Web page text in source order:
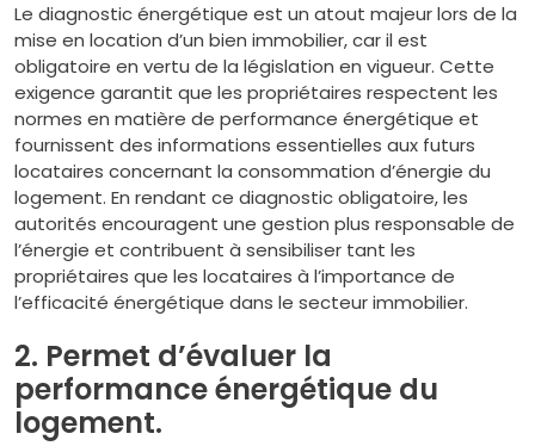
Le diagnostic énergétique est un atout majeur lors de la
mise en location d’un bien immobilier, car il est
obligatoire en vertu de la législation en vigueur. Cette
exigence garantit que les propriétaires respectent les
normes en matière de performance énergétique et
fournissent des informations essentielles aux futurs
locataires concernant la consommation d’énergie du
logement. En rendant ce diagnostic obligatoire, les
autorités encouragent une gestion plus responsable de
l’énergie et contribuent à sensibiliser tant les
propriétaires que les locataires à l’importance de
l’efficacité énergétique dans le secteur immobilier.
2. Permet d’évaluer la
performance énergétique du
logement.